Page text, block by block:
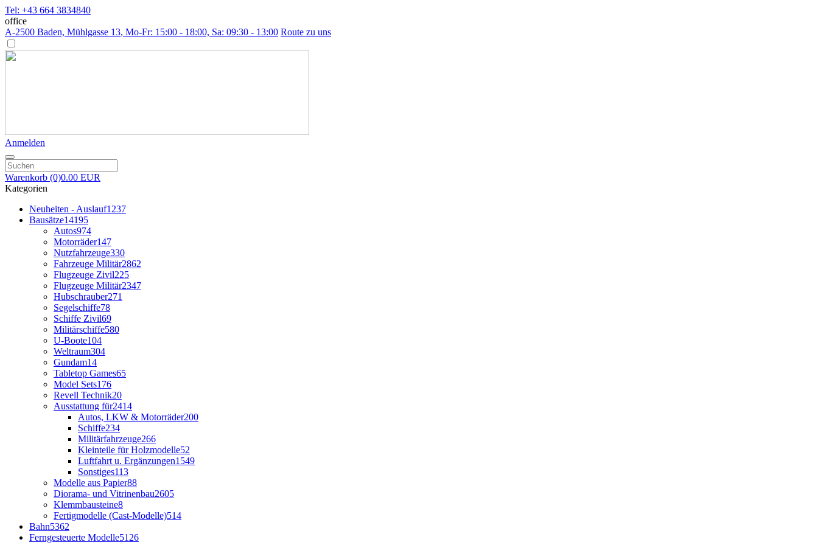
Tel: +43 664 3834840
office
A-2500 Baden, Mühlgasse 13, Mo-Fr: 15:00 - 18:00, Sa: 09:30 - 13:00 Route zu uns
Anmelden
Warenkorb (0)0.00 EUR
Kategorien
Neuheiten - Auslauf1237
Bausätze14195
Autos974
Motorräder147
Nutzfahrzeuge330
Fahrzeuge Militär2862
Flugzeuge Zivil225
Flugzeuge Militär2347
Hubschrauber271
Segelschiffe78
Schiffe Zivil69
Militärschiffe580
U-Boote104
Weltraum304
Gundam14
Tabletop Games65
Model Sets176
Revell Technik20
Ausstattung für2414
Autos, LKW & Motorräder200
Schiffe234
Militärfahrzeuge266
Kleinteile für Holzmodelle52
Luftfahrt u. Ergänzungen1549
Sonstiges113
Modelle aus Papier88
Diorama- und Vitrinenbau2605
Klemmbausteine8
Fertigmodelle (Cast-Modelle)514
Bahn5362
Ferngesteuerte Modelle5126